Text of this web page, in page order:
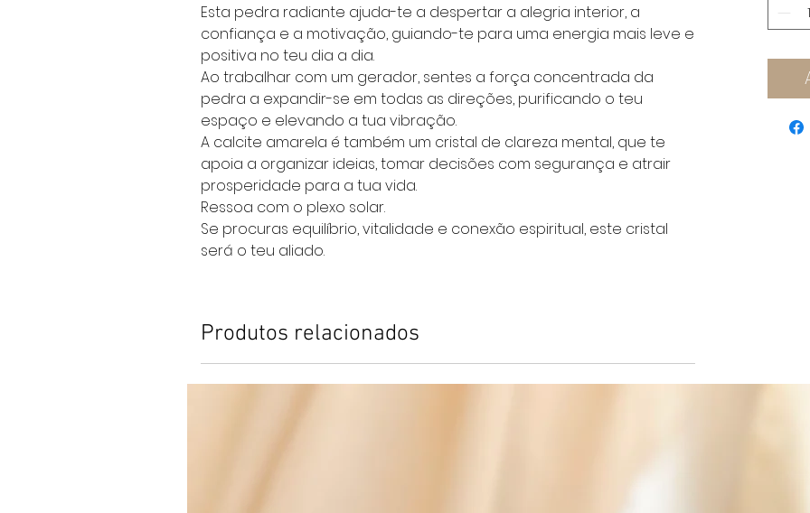
Esta pedra radiante ajuda-te a despertar a alegria interior, a
confiança e a motivação, guiando-te para uma energia mais leve e
positiva no teu dia a dia.
Ao trabalhar com um gerador, sentes a força concentrada da
pedra a expandir-se em todas as direções, purificando o teu
espaço e elevando a tua vibração.
A calcite amarela é também um cristal de clareza mental, que te
apoia a organizar ideias, tomar decisões com segurança e atrair
prosperidade para a tua vida.
Ressoa com o plexo solar.
Se procuras equilíbrio, vitalidade e conexão espiritual, este cristal
será o teu aliado.
Produtos relacionados